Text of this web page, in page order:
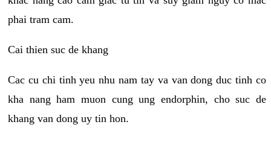
phai tram cam.
Cai thien suc de khang
Cac cu chi tinh yeu nhu nam tay va van dong duc tinh co
kha nang ham muon cung ung endorphin, cho suc de
khang van dong uy tin hon.